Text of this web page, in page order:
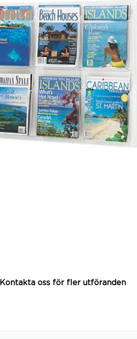
Kontakta oss för fler utföranden